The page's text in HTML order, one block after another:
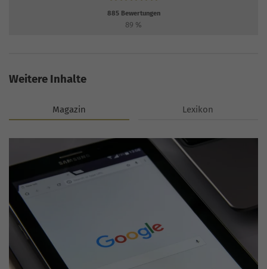
885Bewertungen
89 %
Weitere Inhalte
Magazin Lexikon